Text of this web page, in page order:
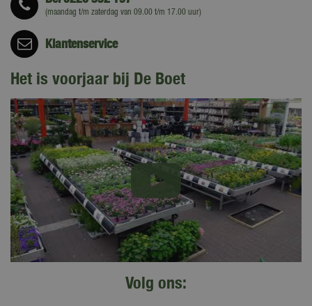
(maandag t/m zaterdag van 09.00 t/m 17.00 uur)
Klantenservice
Het is voorjaar bij De Boet
Volg ons: